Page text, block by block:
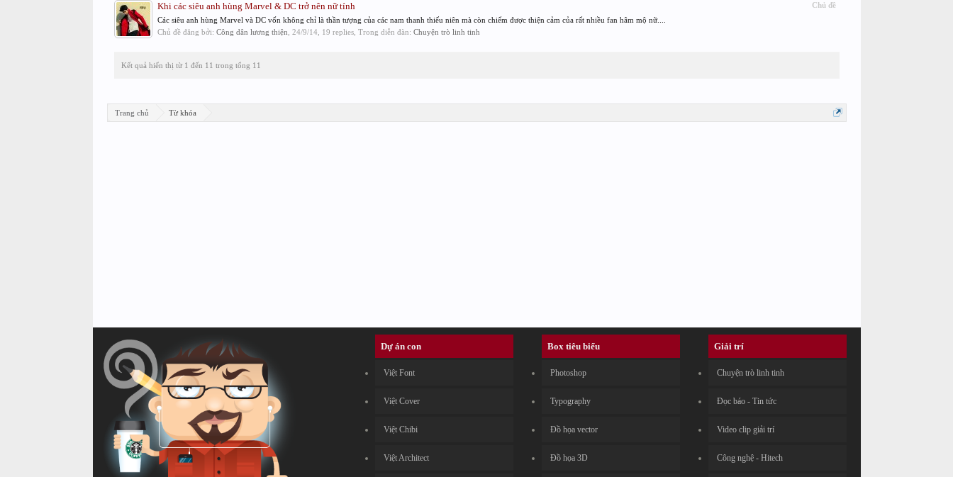
Chủ đề
Khi các siêu anh hùng Marvel & DC trở nên nữ tính
Các siêu anh hùng Marvel và DC vốn không chỉ là thần tượng của các nam thanh thiếu niên mà còn chiếm được thiện cảm của rất nhiều fan hâm mộ nữ....
Chủ đề đăng bởi: Công dân lương thiện 24/9/14, 19 replies, Trong diễn đàn: Chuyện trò linh tinh
Kết quả hiển thị từ 1 đến 11 trong tổng 11
Trang chủ Từ khóa
Dự án con
Việt Font
Việt Cover
Việt Chibi
Việt Architect
Box tiêu biểu
Photoshop
Typography
Đồ họa vector
Đồ họa 3D
Giải trí
Chuyện trò linh tinh
Đọc báo - Tin tức
Video clip giải trí
Công nghệ - Hitech